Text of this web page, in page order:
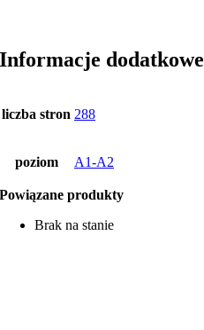
Informacje dodatkowe
liczba stron 288
poziom A1-A2
Powiązane produkty
Brak na stanie